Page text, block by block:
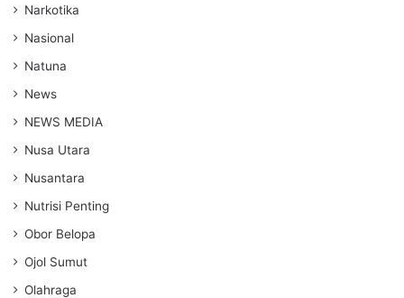
Narkotika
Nasional
Natuna
News
NEWS MEDIA
Nusa Utara
Nusantara
Nutrisi Penting
Obor Belopa
Ojol Sumut
Olahraga